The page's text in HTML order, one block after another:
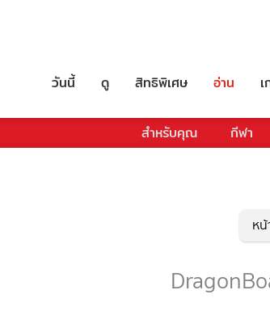
วันนี้ ดู สิทธิพิเศษ อ่าน
สำหรับคุณ กีฬา
หน้